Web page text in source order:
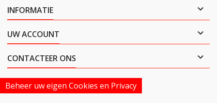
INFORMATIE 
UW ACCOUNT 
CONTACTEER ONS 
Beheer uw eigen Cookies en Privacy